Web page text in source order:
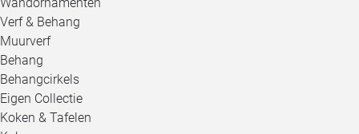
Verf & Behang
Muurverf
Behang
Behangcirkels
Eigen Collectie
Koken & Tafelen